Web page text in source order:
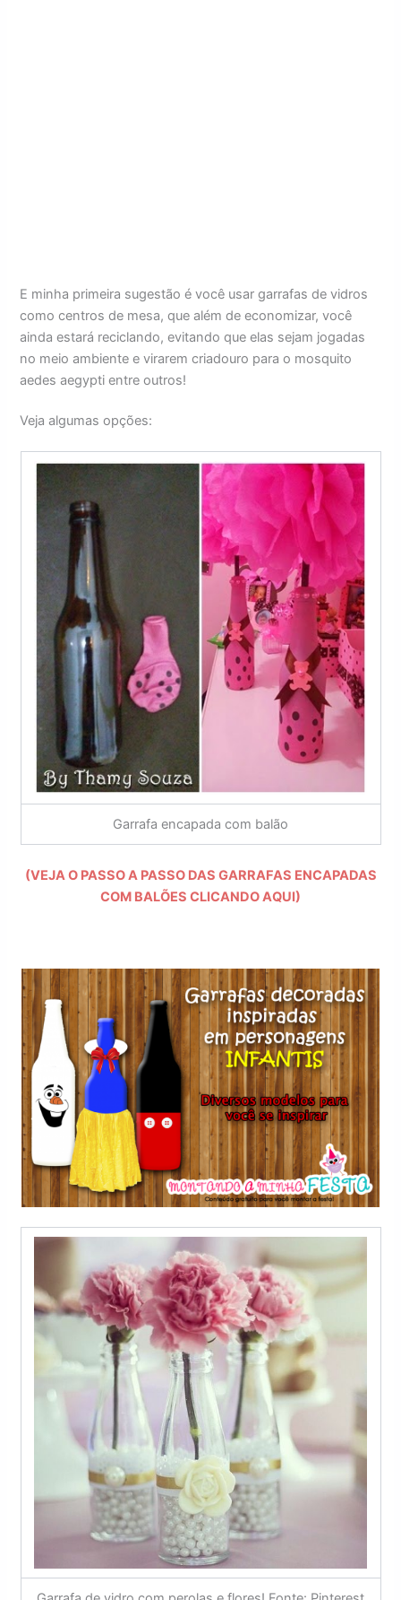
E minha primeira sugestão é você usar garrafas de vidros
como centros de mesa, que além de economizar, você
ainda estará reciclando, evitando que elas sejam jogadas
no meio ambiente e virarem criadouro para o mosquito
aedes aegypti entre outros!
Veja algumas opções:
Garrafa encapada com balão
(VEJA O PASSO A PASSO DAS GARRAFAS ENCAPADAS
COM BALÕES CLICANDO AQUI)